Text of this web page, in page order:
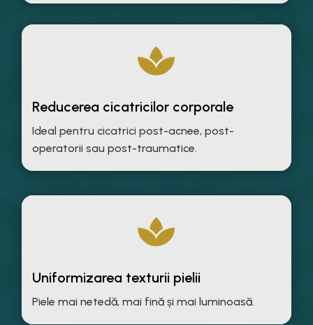

Reducerea cicatricilor corporale
Ideal pentru cicatrici post-acnee, post-
operatorii sau post-traumatice.

Uniformizarea texturii pielii
Piele mai netedă, mai fină și mai luminoasă.